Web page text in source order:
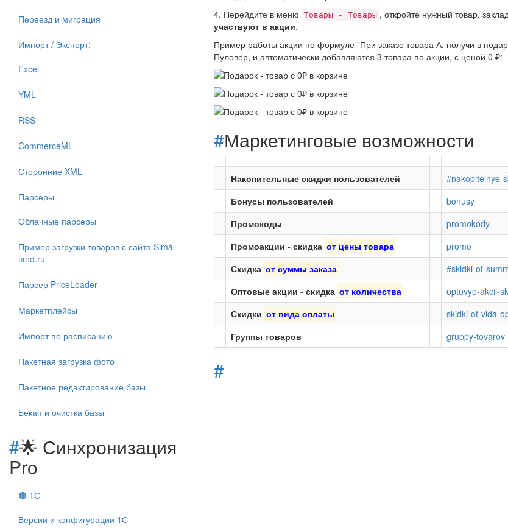
Переезд и миграция
Импорт / Экспорт:
Excel
YML
RSS
CommerceML
Сторонние XML
Парсеры
Облачные парсеры
Пример загрузки товаров с сайта Sima-
land.ru
Парсер PriceLoader
Маркетплейсы
Импорт по расписанию
Пакетная загрузка фото
Пакетное редактирование базы
Бекап и очистка базы
#🌟 Синхронизация
Pro
🟠 1С
Версии и конфигурации 1С
4. Перейдите в меню Товары - Товары , откройте нужный товар,
участвуют в акции.
Пример работы акции по формуле "При заказе товара А, получи в
Пуловер, и автоматически добавляются 3 товара по акции, с ценой 0 ₽:
#Маркетинговые возможности
Накопительные скидки пользователей
#nakopitelnye-
Бонусы пользователей
bonusy
Промокоды
promokody
Промоакции - скидка от цены товара
promo
Скидка от суммы заказа
#skidki-ot-
Оптовые акции - скидка от количества
optovye-akcii-
Скидки от вида оплаты
skidki-ot-vida-
Группы товаров
gruppy-tovarov
#